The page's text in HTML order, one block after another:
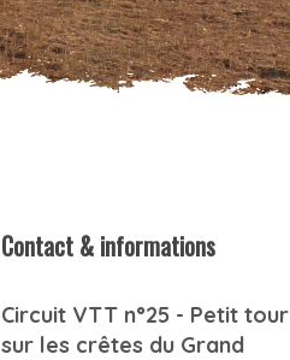
Contact & informations
Circuit VTT n°25 - Petit tour
sur les crêtes du Grand